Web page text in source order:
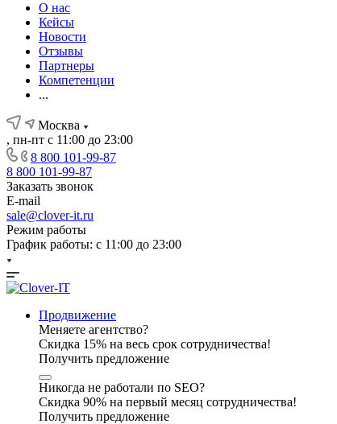
О нас
Кейсы
Новости
Отзывы
Партнеры
Компетенции
...
Москва
, пн-пт с 11:00 до 23:00
8 800 101-99-87
8 800 101-99-87
Заказать звонок
E-mail
sale@clover-it.ru
Режим работы
График работы: с 11:00 до 23:00
Продвижение
Меняете агентство?
Скидка 15% на весь срок сотрудничества!
Получить предложение
Никогда не работали по SEO?
Скидка 90% на первый месяц сотрудничества!
Получить предложение